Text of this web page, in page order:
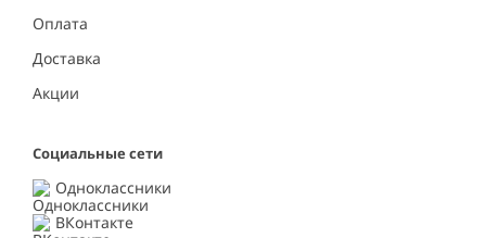
Оплата
Доставка
Акции
Социальные сети
Одноклассники
ВКонтакте